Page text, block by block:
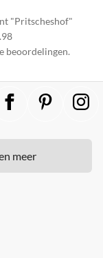
"Pritscheshof"
beoordelingen.
meer